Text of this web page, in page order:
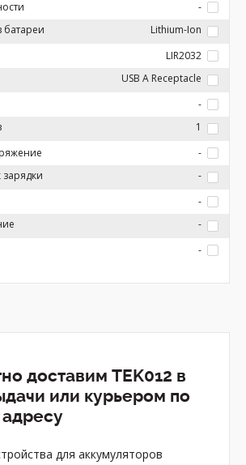
-
батареи
Lithium-Ion
LIR2032
USB A Receptacle
-
1
-
-
-
-
-
доставим TEK012 в
или курьером по
для аккумуляторов